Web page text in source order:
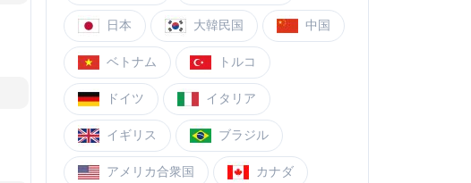
日本 大韓民国 中国
ベトナム トルコ
ドイツ イタリア
イギリス ブラジル
アメリカ合衆国 カナダ